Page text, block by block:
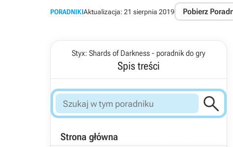
PORADNIKIAktualizacja: 21 sierpnia 2019 Pobierz
Styx: Shards of Darkness - poradnik do gry
Spis treści

Strona główna